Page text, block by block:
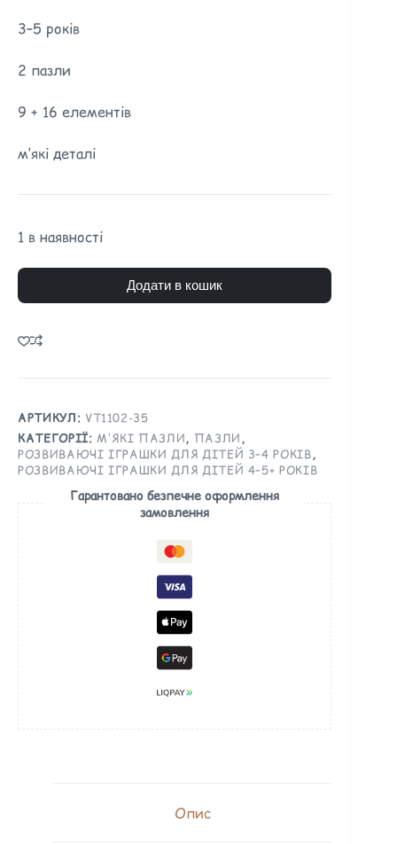
3–5 років
2 пазли
9 + 16 елементів
м’які деталі
1 в наявності
Додати в кошик
l
e
n
a
t
i
e
:
АРТИКУЛ: VT1102-35
КАТЕГОРІЇ:М'ЯКІ ПАЗЛИ, ПАЗЛИ ,
РОЗВИВАЮЧІ ІГРАШКИ ДЛЯ ДІТЕЙ 3–4 РОКІВ,
РОЗВИВАЮЧІ ІГРАШКИ ДЛЯ ДІТЕЙ 4–5+ РОКІВ
Гарантовано безпечне оформлення
замовлення
Опис